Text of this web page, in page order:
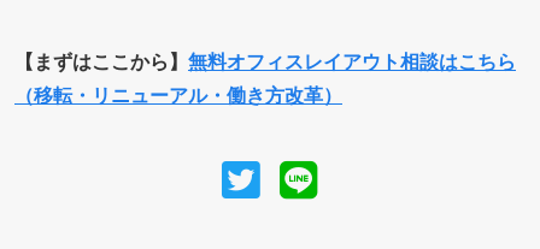
【まずはここから】 無料オフィスレイアウト相談はこちら
（移転・リニューアル・働き方改革）